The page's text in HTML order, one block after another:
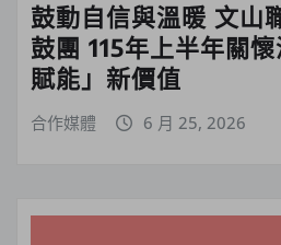
鼓動自信與溫暖 文山
鼓團 115年上半年關
賦能」新價值
合作媒體 6 月 25, 2026